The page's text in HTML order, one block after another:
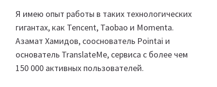
Я имею опыт работы в таких технологических
гигантах, как Tencent, Taobao и Momenta.
Азамат Хамидов, сооснователь Pointai и
основатель TranslateMe, сервиса с более чем
150 000 активных пользователей.